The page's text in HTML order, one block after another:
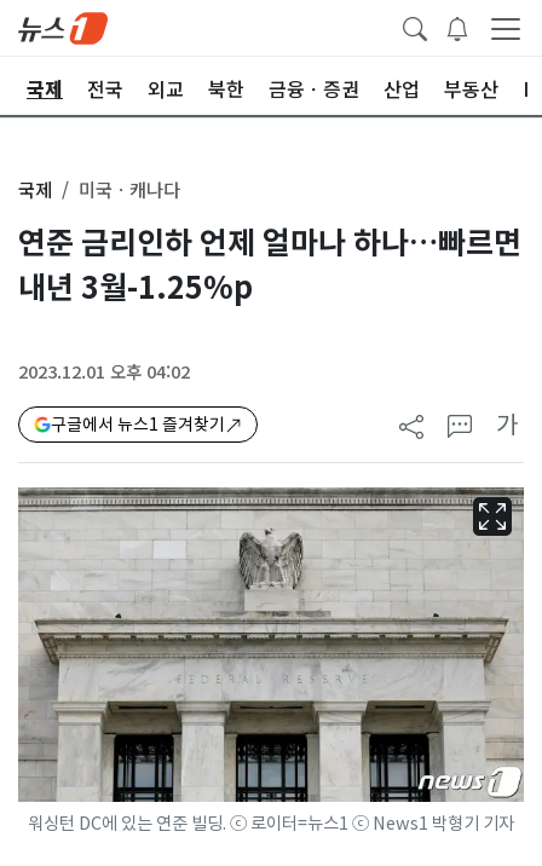
국제 전국 외교 북한 금융ㆍ증권 산업 부동산
국제 미국ㆍ캐나다
연준 금리인하 언제 얼마나 하나…빠르면
내년 3월-1.25%p
2023.12.01 오후 04:02
구글에서 뉴스1 즐겨찾기 가
워싱턴 DC에 있는 연준 빌딩. ⓒ 로이터=뉴스1 ⓒ News1 박형기 기자